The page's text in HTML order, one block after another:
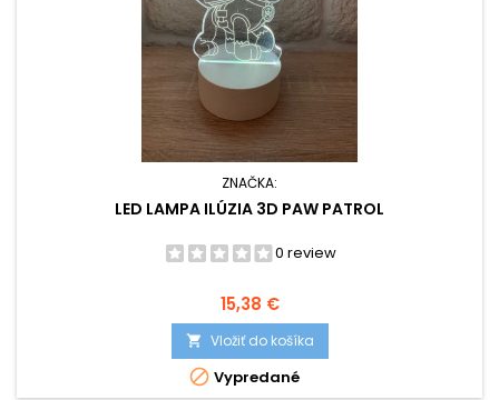
ZNAČKA:
LED LAMPA ILÚZIA 3D PAW PATROL
0 review
Cena
15,38 €
 Vložiť do košíka
 Vypredané